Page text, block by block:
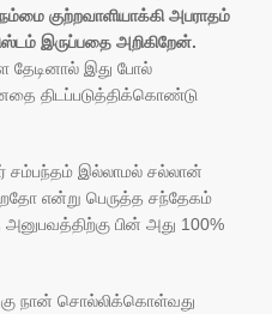
குற்றவாளியாக்கி அபராதம்
இருப்பதை அறிகிறேன்.
இது போல்
திடப்படுத்திக்கொண்டு
சம்பந்தம் இல்லாமல் சல்லான்
என்று பெருத்த சந்தேகம்
பின் அது 100%
நான் சொல்லிக்கொள்வது